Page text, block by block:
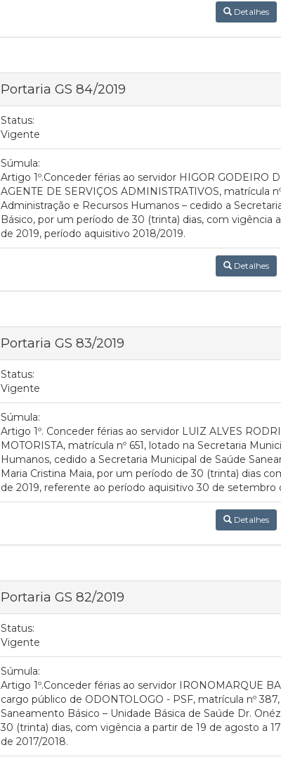
Detalhes
Portaria GS 84/2019
Status:
Vigente
Súmula:
Artigo 1º.Conceder férias ao servidor HIGOR GODEIRO
AGENTE DE SERVIÇOS ADMINISTRATIVOS, matrícula
Administração e Recursos Humanos – cedido a
Básico, por um período de 30 (trinta) dias, com
de 2019, período aquisitivo 2018/2019.
Detalhes
Portaria GS 83/2019
Status:
Vigente
Súmula:
Artigo 1º. Conceder férias ao servidor LUIZ ALVES
MOTORISTA, matrícula nº 651, lotado na Secretaria
Humanos, cedido a Secretaria Municipal de Saúde
Maria Cristina Maia, por um período de 30 (trinta) dias
de 2019, referente ao período aquisitivo 30 de setembro
Detalhes
Portaria GS 82/2019
Status:
Vigente
Súmula:
Artigo 1º.Conceder férias ao servidor IRONOMARQUE
cargo público de ODONTOLOGO - PSF, matrícula nº
Saneamento Básico – Unidade Básica de Saúde Dr.
30 (trinta) dias, com vigência a partir de 19 de agosto a
de 2017/2018.